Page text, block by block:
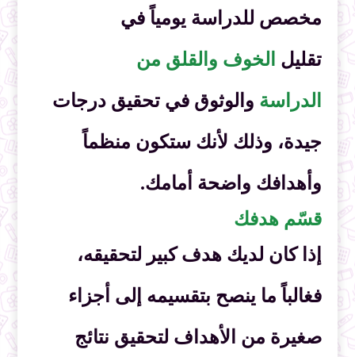
مخصص للدراسة يومياً في
تقليل الخوف والقلق من
الدراسة والوثوق في تحقيق درجات
جيدة، وذلك لأنك ستكون منظماً
وأهدافك واضحة أمامك.
قسّم هدفك
إذا كان لديك هدف كبير لتحقيقه،
فغالباً ما ينصح بتقسيمه إلى أجزاء
صغيرة من الأهداف لتحقيق نتائج